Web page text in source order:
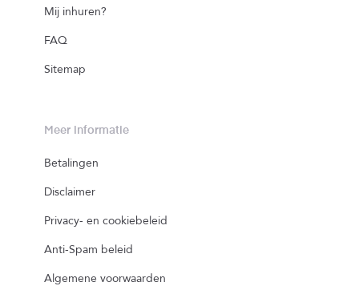
Mij inhuren?
FAQ
Sitemap
Meer informatie
Betalingen
Disclaimer
Privacy- en cookiebeleid
Anti-Spam beleid
Algemene voorwaarden